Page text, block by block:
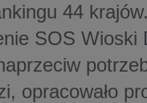
44
SOS Wioski
opracowało